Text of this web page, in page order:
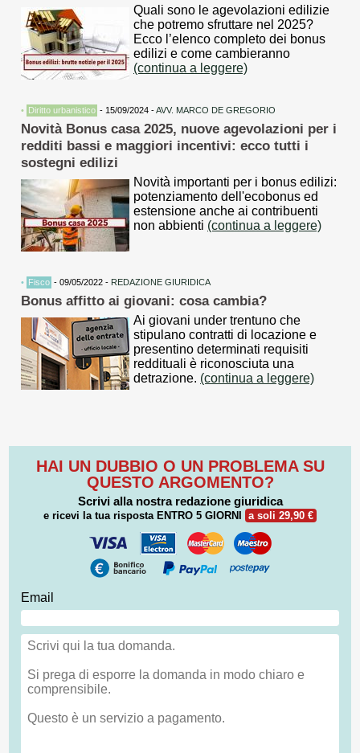
Quali sono le agevolazioni edilizie
che potremo sfruttare nel 2025?
Ecco l’elenco completo dei bonus
edilizi e come cambieranno
(continua a leggere)
• Diritto urbanistico - 15/09/2024 -AVV. MARCO DE GREGORIO
Novità Bonus casa 2025, nuove agevolazioni per i
redditi bassi e maggiori incentivi: ecco tutti i
sostegni edilizi
Novità importanti per i bonus edilizi:
potenziamento dell'ecobonus ed
estensione anche ai contribuenti
non abbienti (continua a leggere)
• Fisco - 09/05/2022 - REDAZIONE GIURIDICA
Bonus affitto ai giovani: cosa cambia?
Ai giovani under trentuno che
stipulano contratti di locazione e
presentino determinati requisiti
reddituali è riconosciuta una
detrazione. (continua a leggere)
HAI UN DUBBIO O UN PROBLEMA SU
QUESTO ARGOMENTO?
Scrivi alla nostra redazione giuridica
e ricevi la tua risposta ENTRO 5 GIORNI a soli 29,90 €
Email